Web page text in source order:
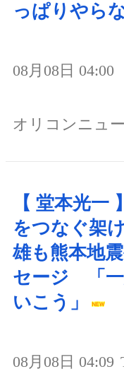
っぱりやら
08月08日 04:00
オリコンニュ
【 堂本光一
をつなぐ架
雄も熊本地
セージ 「一
いこう」
08月08日 04:09